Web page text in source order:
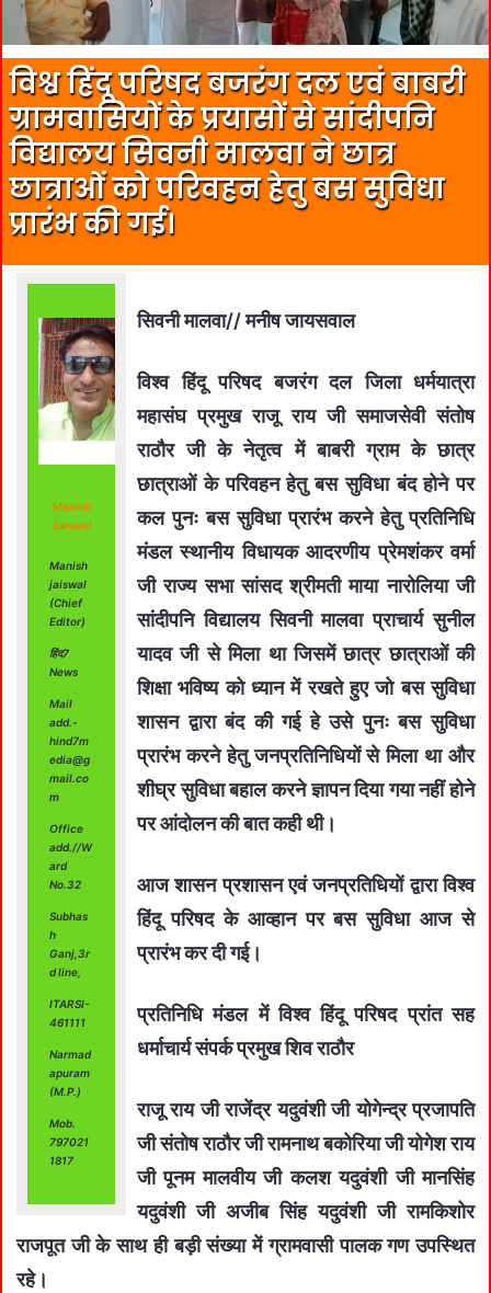
विश्व हिंदू परिषद बजरंग दल एवं बाबरी
ग्रामवासियों के प्रयासों से सांदीपनि
विद्यालय सिवनी मालवा ने छात्र
छात्राओं को परिवहन हेतु बस सुविधा
प्रारंभ की गई।
Manish
Jaiswal
Manish
jaiswal
(Chief
Editor)
हिंद7
News
Mail
add.-
hind7m
edia@g
mail.co
m
Office
add.//W
ard
No.32
Subhas
h
Ganj,3r
d line,
ITARSI-
461111
Narmad
apuram
(M.P.)
Mob.
797021
1817
सिवनी मालवा// मनीष जायसवाल
विश्व हिंदू परिषद बजरंग दल जिला धर्मयात्रा
महासंघ प्रमुख राजू राय जी समाजसेवी संतोष
राठौर जी के नेतृत्व में बाबरी ग्राम के छात्र
छात्राओं के परिवहन हेतु बस सुविधा बंद होने पर
कल पुनः बस सुविधा प्रारंभ करने हेतु प्रतिनिधि
मंडल स्थानीय विधायक आदरणीय प्रेमशंकर वर्मा
जी राज्य सभा सांसद श्रीमती माया नारोलिया जी
सांदीपनि विद्यालय सिवनी मालवा प्राचार्य सुनील
यादव जी से मिला था जिसमें छात्र छात्राओं की
शिक्षा भविष्य को ध्यान में रखते हुए जो बस सुविधा
शासन द्वारा बंद की गई हे उसे पुनः बस सुविधा
प्रारंभ करने हेतु जनप्रतिनिधियों से मिला था और
शीघ्र सुविधा बहाल करने ज्ञापन दिया गया नहीं होने
पर आंदोलन की बात कही थी।
आज शासन प्रशासन एवं जनप्रतिधियों द्वारा विश्व
हिंदू परिषद के आव्हान पर बस सुविधा आज से
प्रारंभ कर दी गई।
प्रतिनिधि मंडल में विश्व हिंदू परिषद प्रांत सह
धर्माचार्य संपर्क प्रमुख शिव राठौर
राजू राय जी राजेंद्र यदुवंशी जी योगेन्द्र प्रजापति
जी संतोष राठौर जी रामनाथ बकोरिया जी योगेश राय
जी पूनम मालवीय जी कलश यदुवंशी जी मानसिंह
यदुवंशी जी अजीब सिंह यदुवंशी जी रामकिशोर
राजपूत जी के साथ ही बड़ी संख्या में ग्रामवासी पालक गण उपस्थित
रहे।